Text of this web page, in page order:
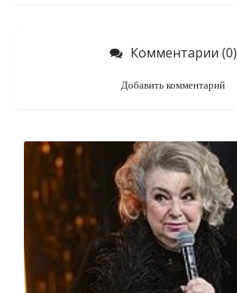
Комментарии (0)
Добавить комментарий